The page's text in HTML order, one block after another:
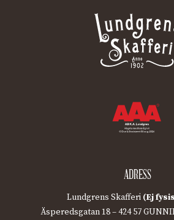
ADRESS
Lundgrens Skafferi (Ej
Äsperedsgatan 18 – 424 57